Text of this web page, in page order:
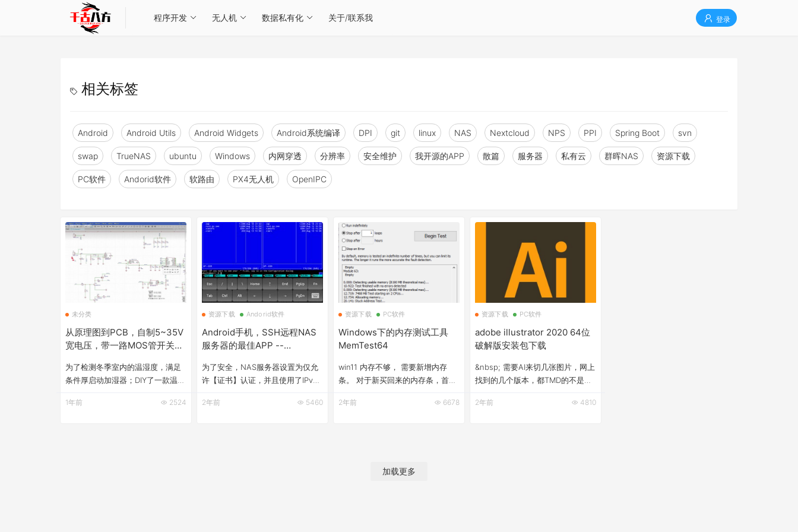
程序开发 无人机 数据私有化 关于/联系我 登录
相关标签
Android Android Utils Android Widgets Android系统编译 DPI git linux NAS Nextcloud NPS PPI Spring Boot svn
swap TrueNAS ubuntu Windows 内网穿透 分辨率 安全维护 我开源的APP 散篇 服务器 私有云 群晖NAS 资源下载
PC软件 Andorid软件 软路由 PX4无人机 OpenIPC
未分类
从原理图到PCB，自制5~35V
宽电压，带一路MOS管开关的
为了检测冬季室内的温湿度，满足
条件厚启动加湿器；DIY了一款温湿
相同需求的小伙伴。 主要功能： 支
1年前 2524
资源下载 Andorid软件
Android手机，SSH远程NAS
服务器的最佳APP --
为了安全，NAS服务器设置为仅允
许【证书】认证，并且使用了IPv6
IPv6、及SSH证书认证登录的
2年前 5460
资源下载 PC软件
Windows下的内存测试工具
MemTest64
win11 内存不够， 需要新增内存
条。 对于新买回来的内存条，首先
MemTest64工具来验证内存是否完
一次。 一般循环测试个十几次，每
2年前 6678
资源下载 PC软件
adobe illustrator 2020 64位
破解版安装包下载
&nbsp; 需要AI来切几张图片，网上
找到的几个版本，都TMD的不是需
最终找到一个安装即用的。 拿来分
2年前 4810
加载更多